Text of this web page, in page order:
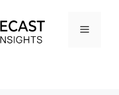
Меню